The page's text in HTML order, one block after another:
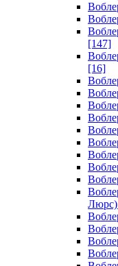
[147]
[16]
Люрс)